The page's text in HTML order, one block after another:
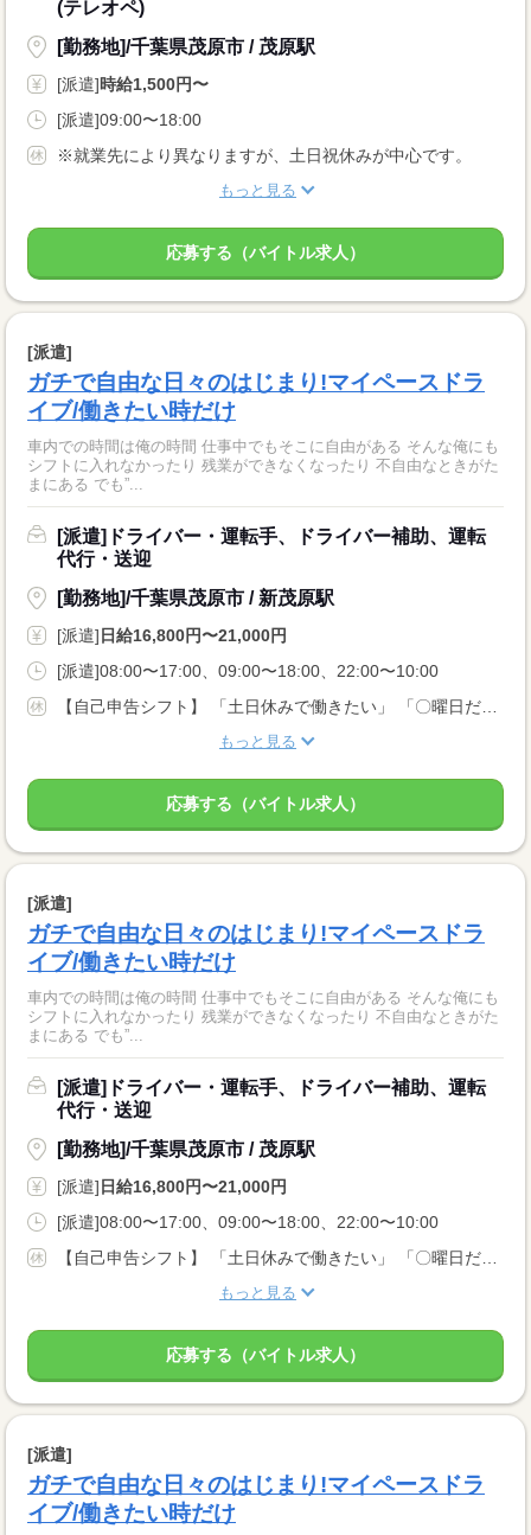
(テレオペ)
[勤務地]/千葉県茂原市 / 茂原駅
[派遣]時給1,500円〜
[派遣]09:00〜18:00
※就業先により異なりますが、土日祝休みが中心です。
もっと見る
応募する（バイトル求人）
[派遣]
ガチで自由な日々のはじまり!マイペースドラ
イブ/働きたい時だけ
車内での時間は俺の時間 仕事中でもそこに自由がある そんな俺にも
シフトに入れなかったり 残業ができなくなったり 不自由なときがた
まにある でも”...
[派遣]ドライバー・運転手、ドライバー補助、運転
代行・送迎
[勤務地]/千葉県茂原市 / 新茂原駅
[派遣] 日給16,800円〜21,000円
[派遣]08:00〜17:00、09:00〜18:00、22:00〜10:00
【自己申告シフト】 「土日休みで働きたい」 「〇曜日だけ働きたい」 働きたい日は事前に選べます。 お休み希望の曜日・時間についても 面談の際に教えてくださいね。 ※こちらは中型以上のお仕事の例です
もっと見る
応募する（バイトル求人）
[派遣]
ガチで自由な日々のはじまり!マイペースドラ
イブ/働きたい時だけ
車内での時間は俺の時間 仕事中でもそこに自由がある そんな俺にも
シフトに入れなかったり 残業ができなくなったり 不自由なときがた
まにある でも”...
[派遣]ドライバー・運転手、ドライバー補助、運転
代行・送迎
[勤務地]/千葉県茂原市 / 茂原駅
[派遣] 日給16,800円〜21,000円
[派遣]08:00〜17:00、09:00〜18:00、22:00〜10:00
【自己申告シフト】 「土日休みで働きたい」 「〇曜日だけ働きたい」 働きたい日は事前に選べます。 お休み希望の曜日・時間についても 面談の際に教えてくださいね。 ※こちらは中型以上のお仕事の例です
もっと見る
応募する（バイトル求人）
[派遣]
ガチで自由な日々のはじまり!マイペースドラ
イブ/働きたい時だけ